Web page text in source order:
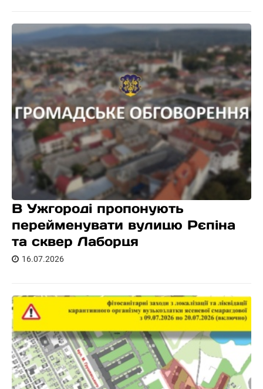
В Ужгороді пропонують
перейменувати вулицю Рєпіна
та сквер Лаборця
16.07.2026